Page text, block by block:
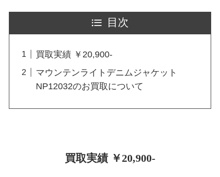
目次
買取実績 ￥20,900-
マウンテンライトデニムジャケット
NP12032のお買取について
買取実績 ￥20,900-